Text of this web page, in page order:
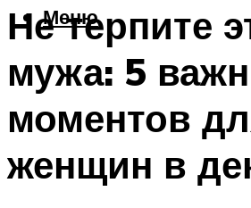
Меню
Не терпите
мужа: 5
моментов
женщин в